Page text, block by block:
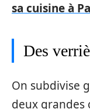
sa cuisine à
Des
On subdivise
deux grandes